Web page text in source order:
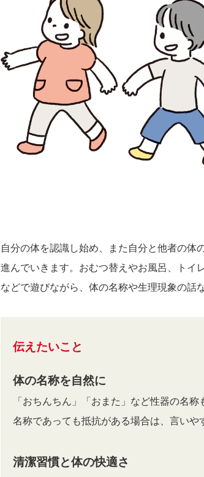
自分の体を認識し始め、また自分と他者の体
進んでいきます。おむつ替えやお風呂、トイ
などで遊びながら、体の名称や生理現象の話
伝えたいこと
体の名称を自然に
「おちんちん」「おまた」など性器の名
名称であっても抵抗がある場合は、言いや
清潔習慣と体の快適さ